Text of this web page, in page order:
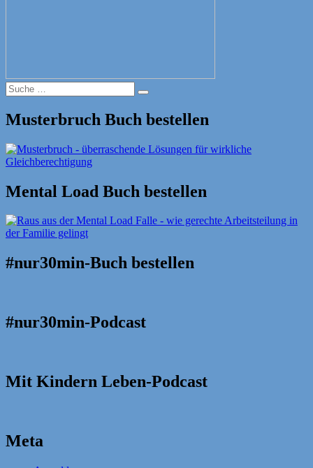
Suche
nach:
Suche
Musterbruch Buch bestellen
Mental Load Buch bestellen
#nur30min-Buch bestellen
#nur30min-Podcast
Mit Kindern Leben-Podcast
Meta